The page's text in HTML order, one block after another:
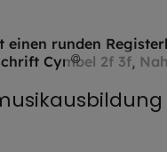
© Hendrik